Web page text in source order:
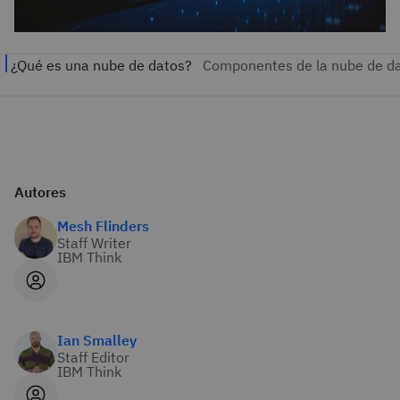
Autores
Mesh Flinders
Staff Writer
IBM Think
Ian Smalley
Staff Editor
IBM Think